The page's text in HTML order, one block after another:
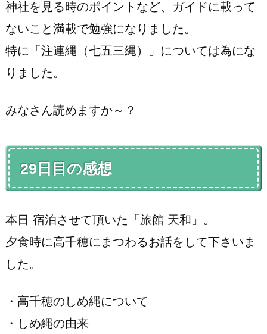
神社を見る時のポイントなど、ガイドに載って
ないこと満載で勉強になりました。
特に「注連縄（七五三縄）」については為にな
りました。
みなさん読めますか～？
29日目の感想
本日 宿泊させて頂いた「旅館 天和」。
夕食時に高千穂にまつわるお話をして下さいま
した。
・高千穂のしめ縄について
・しめ縄の由来